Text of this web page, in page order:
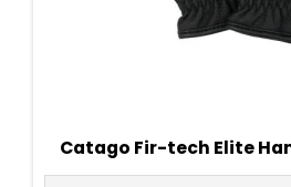
Catago Fir-tech Elite